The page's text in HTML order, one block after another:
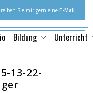
Sie mir gern eine E-Mail.
Bildung Unterricht
13-22-